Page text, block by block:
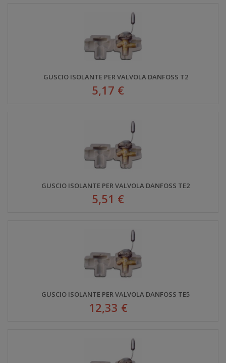
GUSCIO ISOLANTE PER VALVOLA DANFOSS T2
5,17 €
GUSCIO ISOLANTE PER VALVOLA DANFOSS TE2
5,51 €
GUSCIO ISOLANTE PER VALVOLA DANFOSS TE5
12,33 €